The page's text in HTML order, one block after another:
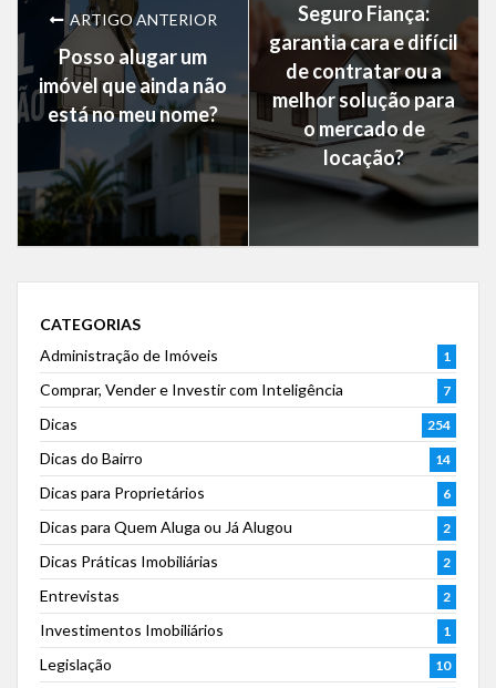
ARTIGO ANTERIOR
Posso alugar um
imóvel que ainda não
está no meu nome?
Seguro Fiança:
garantia cara e difícil
de contratar ou a
melhor solução para
o mercado de
locação?
CATEGORIAS
Administração de Imóveis
1
Comprar, Vender e Investir com Inteligência 7
Dicas 254
Dicas do Bairro 14
Dicas para Proprietários 6
Dicas para Quem Aluga ou Já Alugou 2
Dicas Práticas Imobiliárias 2
Entrevistas 2
Investimentos Imobiliários 1
Legislação 10